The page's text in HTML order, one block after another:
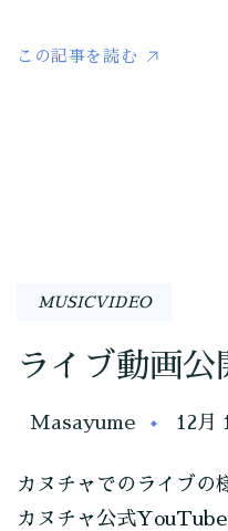
この記事を読む
MUSICVIDEO
ライブ動画公
Masayume 12月
カヌチャでのライブの
カヌチャ公式